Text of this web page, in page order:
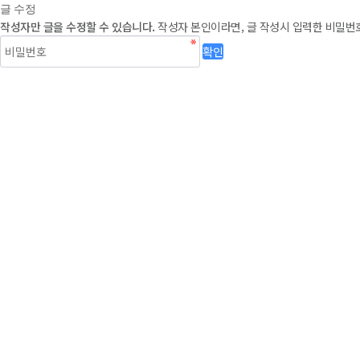
글 수정
작성자만 글을 수정할 수 있습니다. 작성자 본인이라면, 글 작성시 입력한 비밀